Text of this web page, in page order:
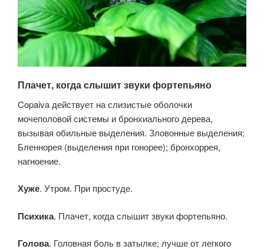
Плачет, когда слышит звуки фортепьяно
Copaiva действует на слизистые оболочки
мочеполовой системы и бронхиального дерева,
вызывая обильные выделения. Зловонные выделения;
Бленнорея (выделения при гонорее); бронхоррея,
нагноение.
Хуже. Утром. При простуде.
Психика. Плачет, когда слышит звуки фортепьяно.
Голова. Головная боль в затылке; лучше от легкого